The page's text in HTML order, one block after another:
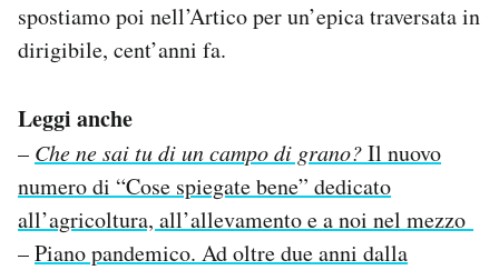
spostiamo poi nell’Artico per un’epica traversata in
dirigibile, cent’anni fa.
Leggi anche
– Che ne sai tu di un campo di grano?Il nuovo
numero di “Cose spiegate bene” dedicato
all’agricoltura, all’allevamento e a noi nel mezzo
–Piano pandemico. Ad oltre due anni dalla